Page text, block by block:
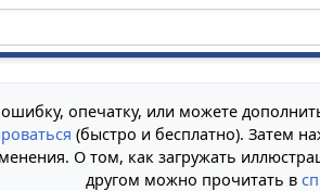
опечатку, или можете
(быстро и бесплатно). Затем
О том, как загружать
другом можно прочитать в